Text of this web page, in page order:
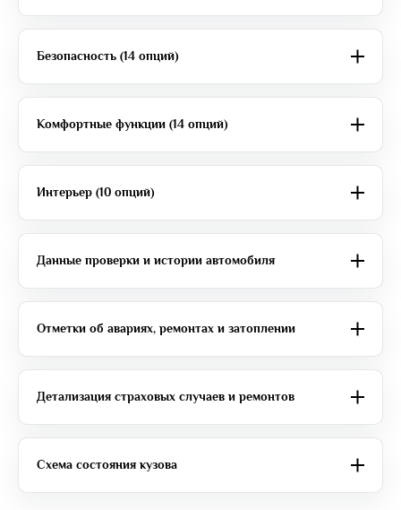
Безопасность (14 опций)
Комфортные функции (14 опций)
Интерьер (10 опций)
Данные проверки и истории автомобиля
Отметки об авариях, ремонтах и затоплении
Детализация страховых случаев и ремонтов
Схема состояния кузова